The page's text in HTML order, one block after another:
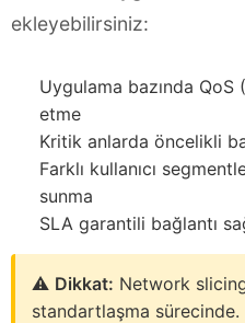
ekleyebilirsiniz:
Uygulama bazında
etme
Kritik anlarda öncelikli
Farklı kullanıcı
sunma
SLA garantili bağlantı
⚠️ Dikkat: Network
standartlaşma sürecinde.